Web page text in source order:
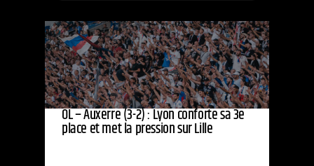
OL – Auxerre (3-2) : Lyon conforte sa 3e
place et met la pression sur Lille